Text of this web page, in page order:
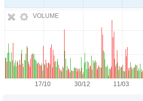
VOLUME